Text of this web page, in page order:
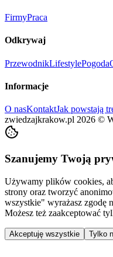
FirmyPraca
Odkrywaj
PrzewodnikLifestylePogoda
Informacje
O nasKontaktJak powstają
zwiedzajkrakow.pl 2026 ©
Szanujemy Twoją
Używamy plików cookies,
strony oraz tworzyć
wszystkie" wyrażasz zgodę
Możesz też zaakceptować
Akceptuję wszystkie Tylko